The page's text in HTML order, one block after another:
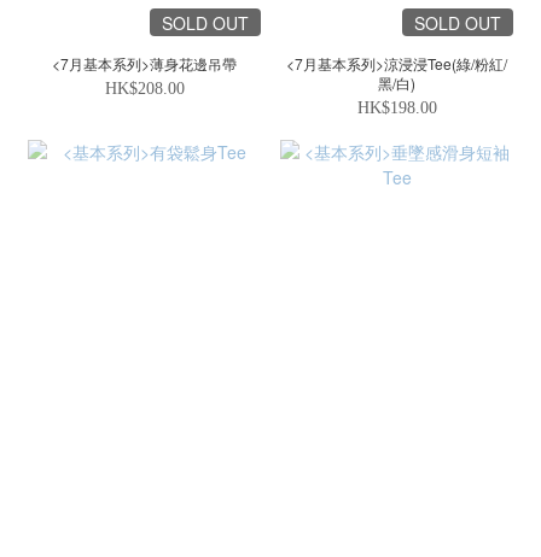
SOLD OUT
<7月基本系列>薄身花邊吊帶
HK$208.00
SOLD OUT
<7月基本系列>涼浸浸Tee(綠/粉紅/
黑/白)
HK$198.00